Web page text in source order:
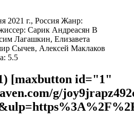
2021 г., Россия Жанр:
Сарик Андреасян В
Лагашкин, Елизавета
Сычев, Алексей Маклаков
5.5
[maxbutton id="1"
g/